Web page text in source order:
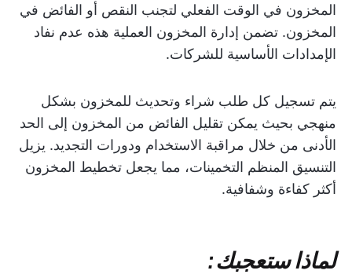
المخزون في الوقت الفعلي لتجنب النقص أو الفائض في
المخزون. تضمن إدارة المخزون العملية هذه عدم نفاد
الإمدادات الأساسية للشركات.
يتم تسجيل كل طلب شراء وتحديث للمخزون بشكل
منهجي بحيث يمكن تقليل الفائض من المخزون إلى الحد
الأدنى من خلال مراقبة الاستخدام ودورات التجديد. يزيل
التنسيق المنظم التخمينات، مما يجعل تخطيط المخزون
أكثر كفاءة وشفافية.
لماذا ستعجبك: